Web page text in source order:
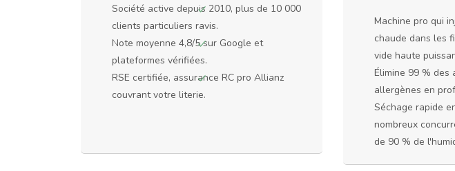
Société active depuis 2010, plus de 10 000
clients particuliers ravis.
Note moyenne 4,8/5 sur Google et
plateformes vérifiées.
RSE certifiée, assurance RC pro Allianz
couvrant votre literie.
Machine pro qui
chaude dans les
vide haute
Élimine 99 % des
allergènes en
Séchage rapide
nombreux
de 90 % de